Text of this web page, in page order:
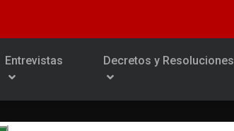
Entrevistas Decretos y Resoluciones